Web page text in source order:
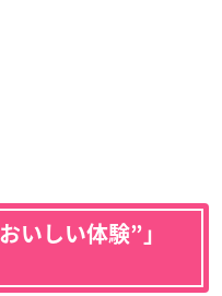
いしい体験”」